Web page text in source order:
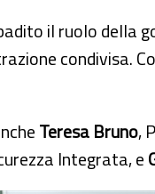
il ruolo della
condivisa.
Teresa Bruno,
Integrata, e